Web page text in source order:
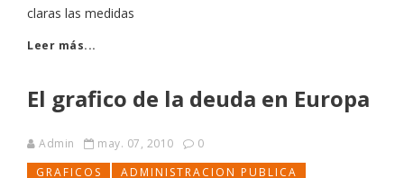
claras las medidas
Leer más...
El grafico de la deuda en Europa
Admin may. 07, 2010
0
GRAFICOS
ADMINISTRACION PUBLICA